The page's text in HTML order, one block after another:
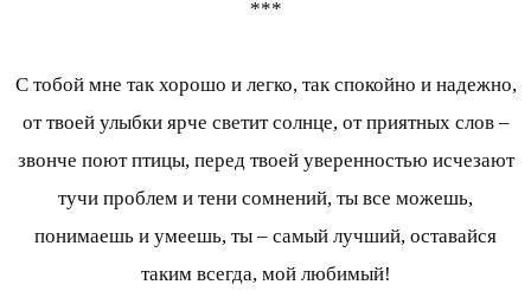
***
С тобой мне так хорошо и легко, так спокойно и надежно,
от твоей улыбки ярче светит солнце, от приятных слов –
звонче поют птицы, перед твоей уверенностью исчезают
тучи проблем и тени сомнений, ты все можешь,
понимаешь и умеешь, ты – самый лучший, оставайся
таким всегда, мой любимый!